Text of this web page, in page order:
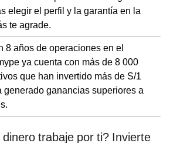
elegir el perfil y la garantía en la
te agrade.
8 años de operaciones en el
ya cuenta con más de 8 000
que han invertido más de S/1
generado ganancias superiores a
trabaje por ti? Invierte